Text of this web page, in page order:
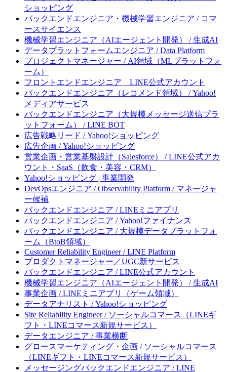
ショッピング
バックエンドエンジニア・機械学習エンジニア / コマ
ースサイエンス
機械学習エンジニア（AIエージェント開発） / 生成AI
データプラットフォームエンジニア / Data Platform
プロジェクトマネージャー / AI領域（MLプラットフォ
ーム）
フロントエンドエンジニア LINE公式アカウント
バックエンドエンジニア（レコメンド領域） / Yahoo!
メディアサービス
バックエンドエンジニア（大規模メッセージ送信プラ
ットフォーム） / LINE BOT
広告戦略リード / Yahoo!ショッピング
広告企画 / Yahoo!ショッピング
営業企画・営業基盤設計（Salesforce） / LINE公式アカ
ウント・SaaS（飲食・美容・CRM）
Yahoo!ショッピング | 事業開発
DevOpsエンジニア / Observability Platform / マネージャ
ー候補
バックエンドエンジニア / LINEミニアプリ
バックエンドエンジニア / Yahoo!ファイナンス
バックエンドエンジニア / 大規模データプラットフォ
ーム（BtoB領域）
Customer Reliability Engineer / LINE Platform
プロダクトマネージャー／UGC新サービス
バックエンドエンジニア / LINE公式アカウント
機械学習エンジニア（AIエージェント開発） / 生成AI
事業企画 / LINEミニアプリ（ゲーム領域）
データアナリスト / Yahoo!ショッピング
Site Reliability Engineer / ソーシャルコマース（LINEギ
フト・LINEコマース新規サービス）
データエンジニア / 事業横断
グロースマーケティング・企画 / ソーシャルコマース
（LINEギフト・LINEコマース新規サービス）
メッセージングバックエンドエンジニア / LINE